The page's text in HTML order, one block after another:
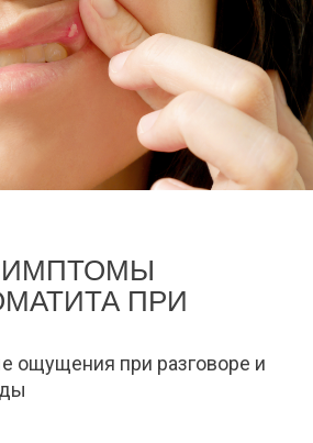
ПРИ
ощущения при разговоре и